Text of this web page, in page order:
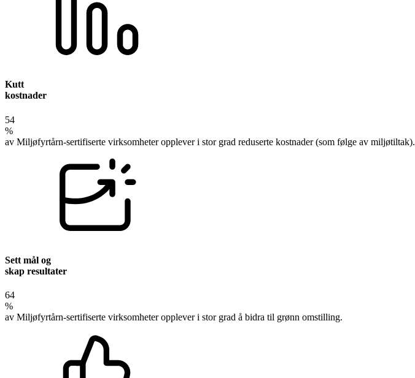
Kutt
kostnader
54
%
av Miljøfyrtårn-sertifiserte virksomheter opplever i stor grad reduserte kostnader (som følge av miljøtiltak).
Sett mål og
skap resultater
64
%
av Miljøfyrtårn-sertifiserte virksomheter opplever i stor grad å bidra til grønn omstilling.